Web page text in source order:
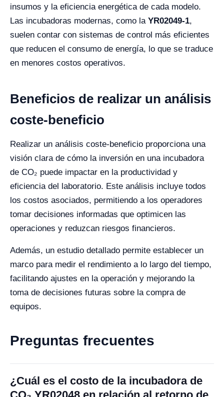
insumos y la eficiencia energética de cada modelo.
Las incubadoras modernas, como la YR02049-1,
suelen contar con sistemas de control más eficientes
que reducen el consumo de energía, lo que se traduce
en menores costos operativos.
Beneficios de realizar un análisis
coste-beneficio
Realizar un análisis coste-beneficio proporciona una
visión clara de cómo la inversión en una incubadora
de CO₂ puede impactar en la productividad y
eficiencia del laboratorio. Este análisis incluye todos
los costos asociados, permitiendo a los operadores
tomar decisiones informadas que optimicen las
operaciones y reduzcan riesgos financieros.
Además, un estudio detallado permite establecer un
marco para medir el rendimiento a lo largo del tiempo,
facilitando ajustes en la operación y mejorando la
toma de decisiones futuras sobre la compra de
equipos.
Preguntas frecuentes
¿Cuál es el costo de la incubadora de